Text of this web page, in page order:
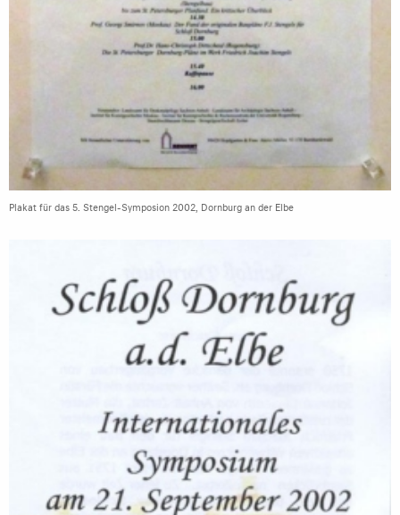
Plakat für das 5. Stengel-Symposion 2002, Dornburg an der Elbe